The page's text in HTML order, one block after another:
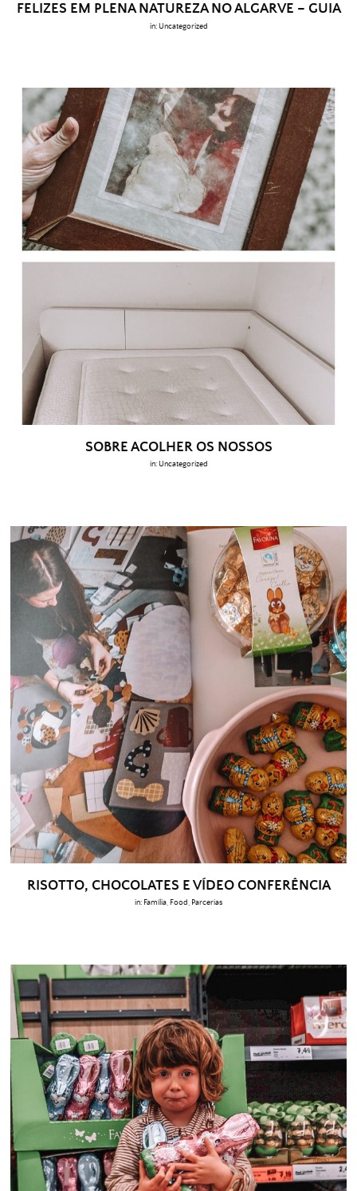
FELIZES EM PLENA NATUREZA NO ALGARVE – GUIA
in: Uncategorized
SOBRE ACOLHER OS NOSSOS
in: Uncategorized
RISOTTO, CHOCOLATES E VÍDEO CONFERÊNCIA
in: Família Food Parcerias